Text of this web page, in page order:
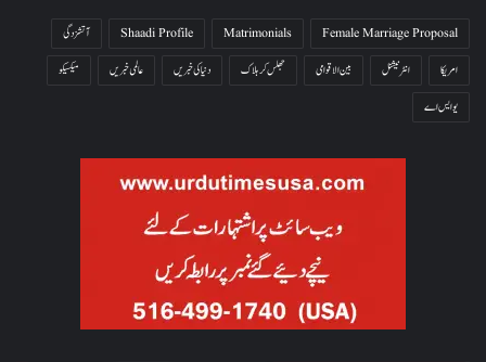
Female Marriage Proposal
Matrimonials
Shaadi Profile
آتشزدگی
امریکا
انٹرنیشنل بین الاقوامی جھلس کر ہلاک دنیا کی خبریں عالمی خبریں
میکسیکو
یو ایس اے